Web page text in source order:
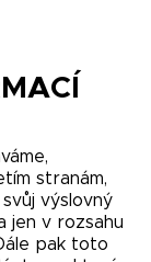
stranám,
výslovný
jen v rozsahu
pak toto